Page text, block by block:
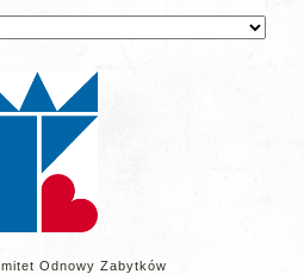
Odnowy Zabytków